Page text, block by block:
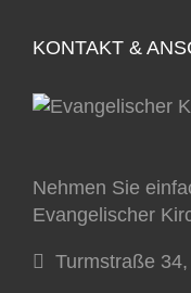
KONTAKT &
Nehmen Sie
Evangelischer
Turmstraße